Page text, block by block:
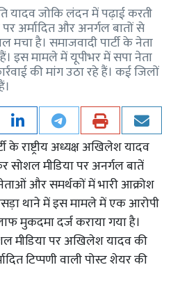
यादव जोकि लंदन में पढ़ाई करती
अर्मादित और अनर्गल बातों से
मचा है। समाजवादी पार्टी के नेता
इस मामले में यूपीभर में सपा नेता
की मांग उठा रहे हैं। कई जिलों
के राष्ट्रीय अध्यक्ष अखिलेश यादव
सोशल मीडिया पर अनर्गल बातें
और समर्थकों में भारी आक्रोश
थाने में इस मामले में एक आरोपी
मुकदमा दर्ज कराया गया है।
मीडिया पर अखिलेश यादव की
टिप्पणी वाली पोस्ट शेयर की